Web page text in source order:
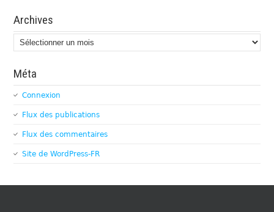
Archives
Archives
Méta
Connexion
Flux des publications
Flux des commentaires
Site de WordPress-FR